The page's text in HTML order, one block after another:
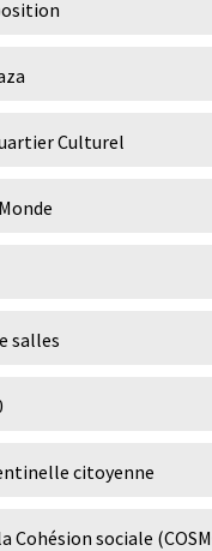
Culturel
salles
citoyenne
Cohésion sociale